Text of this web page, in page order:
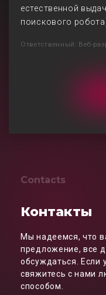
естественной
поискового
Ответственный: Веб-
Contacts
Контакты
Мы надеемся, что
предложение, все
обсуждаться. Если
свяжитесь с нами
способом.